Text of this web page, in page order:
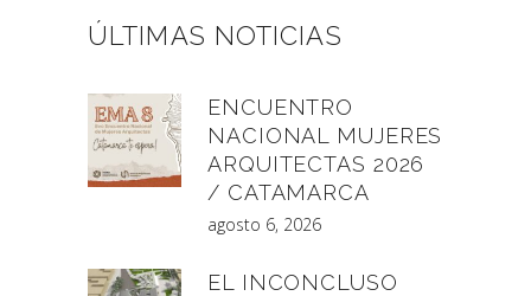
ÚLTIMAS NOTICIAS
ENCUENTRO
NACIONAL MUJERES
ARQUITECTAS 2026
/ CATAMARCA
agosto 6, 2026
EL INCONCLUSO